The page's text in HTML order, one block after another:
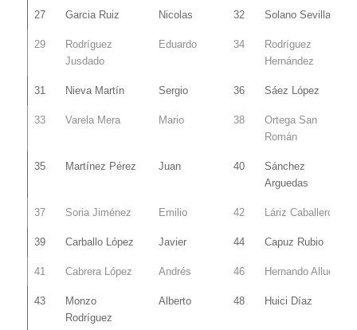
27 Garcia Ruiz Nicolas 32 Solano Sevilla
29
Rodríguez
Jusdado
Eduardo 34
Rodríguez
Hernández
31 Nieva Martín Sergio 36 Sáez López
33 Varela Mera Mario 38
Ortega San
Román
35 Martínez Pérez Juan 40
Sánchez
Arguedas
37 Soria Jiménez Emilio 42 Láriz Caballero
39 Carballo López Javier 44 Capuz Rubio
41 Cabrera López Andrés 46 Hernando Allue
43
Monzo
Rodríguez
Alberto 48 Huici Díaz